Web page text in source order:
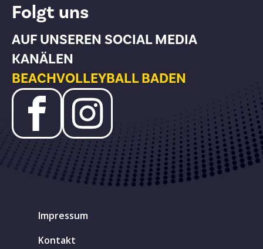
Folgt uns
AUF UNSEREN SOCIAL MEDIA
KANÄLEN
BEACHVOLLEYBALL BADEN
Impressum
Kontakt